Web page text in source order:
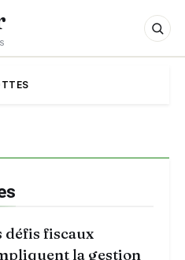
défis fiscaux
la gestion